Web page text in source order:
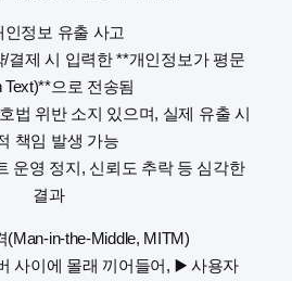
인정보 유출 사고
결제 시 입력한 **개인정보가 평문
Text)**으로 전송됨
법 위반 소지 있으며, 실제 유출 시
책임 발생 가능
운영 정지, 신뢰도 추락 등 심각한
결과
(Man-in-the-Middle, MITM)
사이에 몰래 끼어들어, ▶️ 사용자